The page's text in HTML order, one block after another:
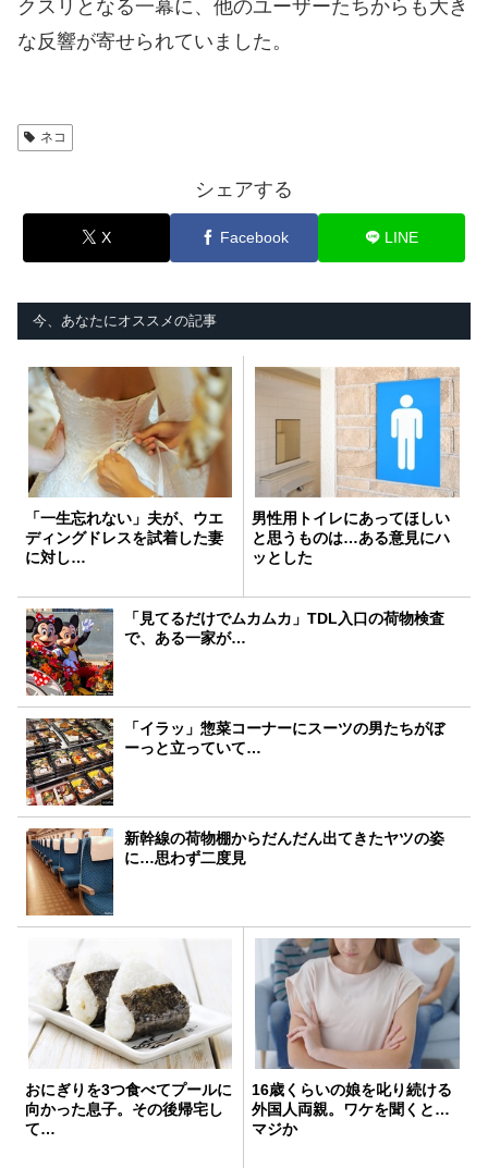
クスリとなる一幕に、他のユーザーたちからも大き
な反響が寄せられていました。
ネコ
シェアする
X Facebook LINE
今、あなたにオススメの記事
「一生忘れない」夫が、ウエ
ディングドレスを試着した妻
に対し…
男性用トイレにあってほしい
と思うものは…ある意見にハ
ッとした
「見てるだけでムカムカ」TDL入口の荷物検査
で、ある一家が…
「イラッ」惣菜コーナーにスーツの男たちがぼ
ーっと立っていて…
新幹線の荷物棚からだんだん出てきたヤツの姿
に…思わず二度見
おにぎりを3つ食べてプールに
向かった息子。その後帰宅し
て…
16歳くらいの娘を叱り続ける
外国人両親。ワケを聞くと…
マジか